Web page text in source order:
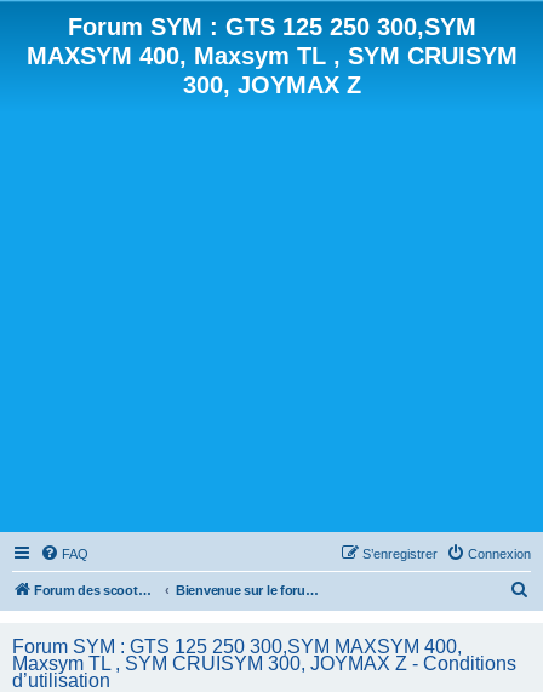
Forum SYM : GTS 125 250 300,SYM
MAXSYM 400, Maxsym TL , SYM CRUISYM
300, JOYMAX Z
FAQ Connexion
S’enregistrer
Forum des scooters SYM - GTS -MAXSYM - CRUISYM - JOYMAX - Maxsym TL Bienvenue sur le forum des scooters de la gamme SYM
Forum SYM : GTS 125 250 300,SYM MAXSYM 400,
Maxsym TL , SYM CRUISYM 300, JOYMAX Z - Conditions
d’utilisation